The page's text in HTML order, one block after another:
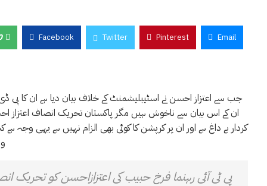
Facebook Twitter Pinterest Email
جب سے اعتزاز احسن نے اسٹیبلیشمنٹ کے خلاف بیان دیا ہے ان کا پی ڈی
ان کے اس بیان سے ناخوش ہیں مگر پاکستان تحریک انصاف اعتزاز
کردار بے داغ ہے اور ان پر کرپشن کا کوئی بھی الزام نہیں ہے یہی وجہ
پی ٹی آئی رہنما فرخ حبیب کی اعتزازاحسن کو تحریک